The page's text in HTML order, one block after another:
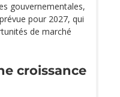
gouvernementales,
pour 2027, qui
de marché
croissance